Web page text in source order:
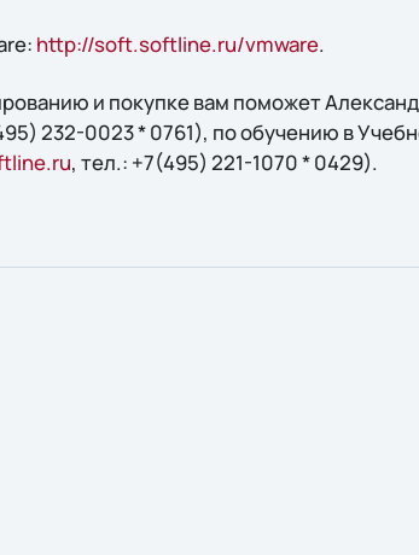
http://soft.softline.ru/vmware.
и покупке вам поможет
232-0023 * 0761), по обучению в
, тел.: +7(495) 221-1070 * 0429).